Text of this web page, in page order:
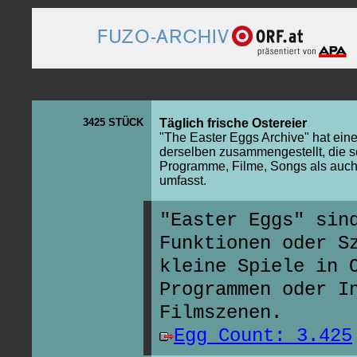
3425 STÜCK
Täglich frische Ostereier
"The Easter Eggs Archive" hat
derselben zusammengestellt, die
Programme, Filme, Songs als
umfasst.
"Easter Eggs"
Funktionen oder
kleine Spiele in
Programmen
Filmszenen.
Egg Count: 3.425